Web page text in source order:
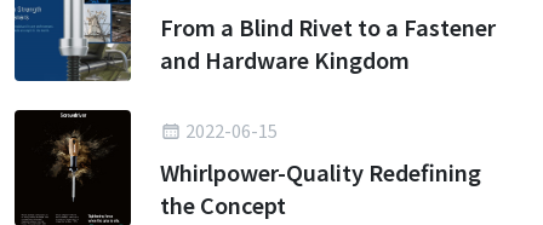
From a Blind Rivet to a Fastener
and Hardware Kingdom
2022-06-15
Whirlpower-Quality Redefining
the Concept